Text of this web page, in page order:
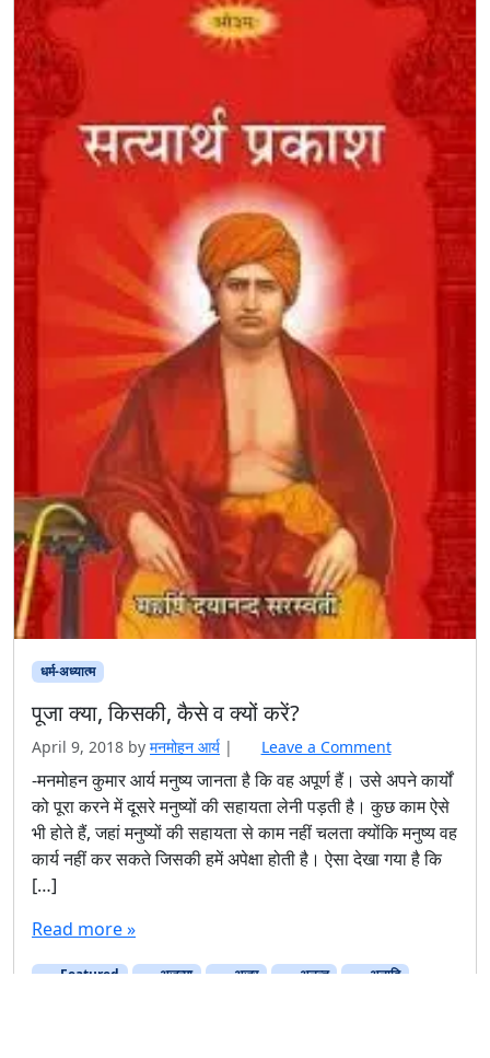
धर्म-अध्यात्म
पूजा क्या, किसकी, कैसे व क्यों करें?
April 9, 2018 by मनमोहन आर्य | Leave a Comment
-मनमोहन कुमार आर्य मनुष्य जानता है कि वह अपूर्ण हैं। उसे अपने कार्यों
को पूरा करने में दूसरे मनुष्यों की सहायता लेनी पड़ती है। कुछ काम ऐसे
भी होते हैं, जहां मनुष्यों की सहायता से काम नहीं चलता क्योंकि मनुष्य वह
कार्य नहीं कर सकते जिसकी हमें अपेक्षा होती है। ऐसा देखा गया है कि
[…]
Read more »
Featured अजन्मा अजर अनन्त
अनादि